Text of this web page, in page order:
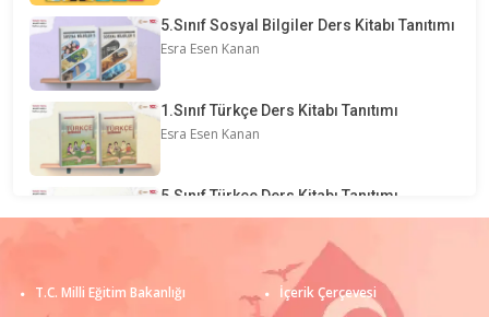
5.Sınıf Sosyal Bilgiler Ders Kitabı Tanıtımı
Esra Esen Kanan
1.Sınıf Türkçe Ders Kitabı Tanıtımı
Esra Esen Kanan
5.Sınıf Türkçe Ders Kitabı Tanıtımı
Fatma Öznur Uslu
1.Sınıf Matematik Ders Kitabı Tanıtımı
Esra Esen Kanan
T.C. Milli Eğitim Bakanlığı İçerik Çerçevesi